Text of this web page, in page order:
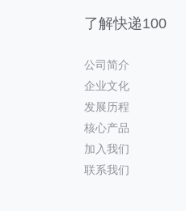
了解快递100
公司简介
企业文化
发展历程
核心产品
加入我们
联系我们